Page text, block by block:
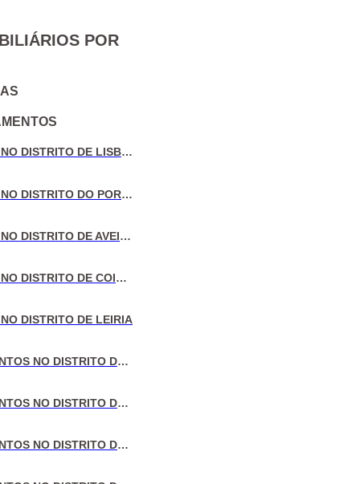
POR
VENDA DE MORADIAS NO DISTRITO DE LISBOA
VENDA DE MORADIAS NO DISTRITO DO PORTO
VENDA DE MORADIAS NO DISTRITO DE AVEIRO
VENDA DE MORADIAS NO DISTRITO DE COIMBRA
DISTRITO DE LEIRIA
VENDA DE APARTAMENTOS NO DISTRITO DE LISBOA
VENDA DE APARTAMENTOS NO DISTRITO DO PORTO
VENDA DE APARTAMENTOS NO DISTRITO DE AVEIRO